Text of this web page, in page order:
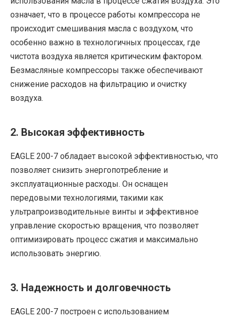
означает, что в процессе работы компрессора не
происходит смешивания масла с воздухом, что
особенно важно в технологичных процессах, где
чистота воздуха является критическим фактором.
Безмасляные компрессоры также обеспечивают
снижение расходов на фильтрацию и очистку
воздуха.
2. Высокая эффективность
EAGLE 200-7 обладает высокой эффективностью, что
позволяет снизить энергопотребление и
эксплуатационные расходы. Он оснащен
передовыми технологиями, такими как
ультрапроизводительные винты и эффективное
управление скоростью вращения, что позволяет
оптимизировать процесс сжатия и максимально
использовать энергию.
3. Надежность и долговечность
EAGLE 200-7 построен с использованием